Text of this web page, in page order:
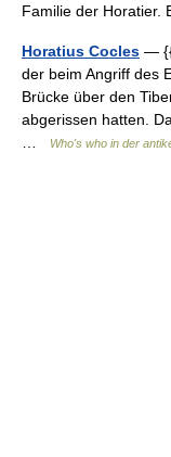
Familie der
Horatius Cocles —
der beim Angriff des
Brücke über den
abgerissen hatten.
Who's who in der